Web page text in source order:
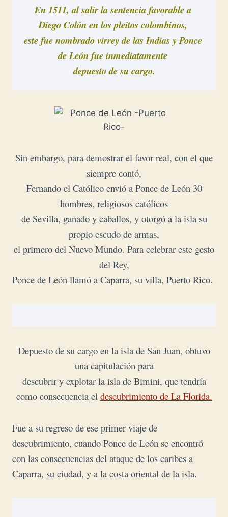
En 1511, al salir la sentencia favorable a
Diego Colón en los pleitos colombinos,
este fue nombrado virrey de las Indias y Ponce
de León fue inmediatamente
depuesto de su cargo.
Sin embargo, para demostrar el favor real, con el que
siempre contó,
Fernando el Católico envió a Ponce de León 30
hombres, religiosos católicos
de Sevilla, ganado y caballos, y otorgó a la isla su
propio escudo de armas,
el primero del Nuevo Mundo. Para celebrar este gesto
del Rey,
Ponce de León llamó a Caparra, su villa, Puerto Rico.
Depuesto de su cargo en la isla de San Juan, obtuvo
una capitulación para
descubrir y explotar la isla de Bimini, que tendría
como consecuencia el descubrimiento de La Florida.
Fue a su regreso de ese primer viaje de
descubrimiento, cuando Ponce de León se encontró
con las consecuencias del ataque de los caribes a
Caparra, su ciudad, y a la costa oriental de la isla.